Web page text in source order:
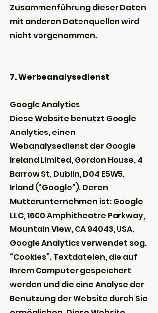
Zusammenführung dieser Daten
mit anderen Datenquellen wird
nicht vorgenommen.
7. Werbeanalysedienst
Google Analytics
Diese Website benutzt Google
Analytics, einen
Webanalysedienst der Google
Ireland Limited, Gordon House, 4
Barrow St, Dublin, D04 E5W5,
Irland (“Google”). Deren
Mutterunternehmen ist: Google
LLC, 1600 Amphitheatre Parkway,
Mountain View, CA 94043, USA.
Google Analytics verwendet sog.
“Cookies”, Textdateien, die auf
Ihrem Computer gespeichert
werden und die eine Analyse der
Benutzung der Website durch Sie